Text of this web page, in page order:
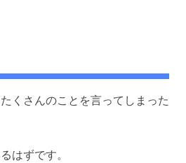
くさんのことを言ってしまった
はずです。